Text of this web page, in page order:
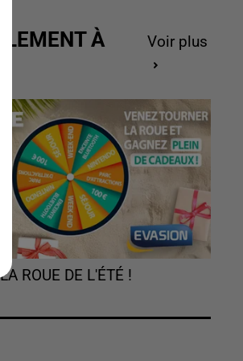
À
Voir plus
ROUE DE L'ÉTÉ !